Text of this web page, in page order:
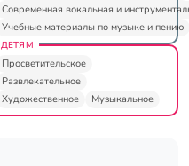
Современная вокальная и
Учебные материалы по музыке и пению
ДЕТЯМ
Просветительское
Развлекательное
Художественное
Музыкальное